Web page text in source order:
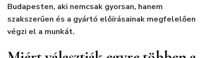
Budapesten, aki nemcsak gyorsan, hanem
szakszerűen és a gyártó előírásainak megfelelően
végzi el a munkát.